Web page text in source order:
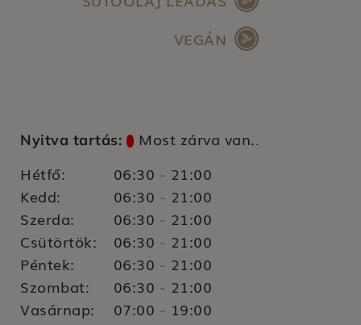
VEGÁN
Nyitva tartás: Most zárva van..
Hétfő: 06:30 - 21:00
Kedd:
06:30 - 21:00
Szerda:
06:30 - 21:00
Csütörtök:
06:30 - 21:00
Péntek:
06:30 - 21:00
Szombat:
06:30 - 21:00
Vasárnap:
07:00 - 19:00